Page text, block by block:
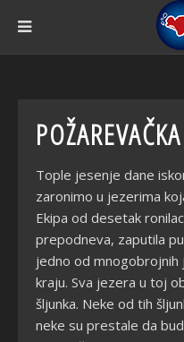
Tople jesenje dane
zaronimo u jezerima
Ekipa od desetak
prepodneva, zaputila
jedno od mnogobrojnih
kraju. Sva jezera u toj
šljunka. Neke od tih
neke su prestale da